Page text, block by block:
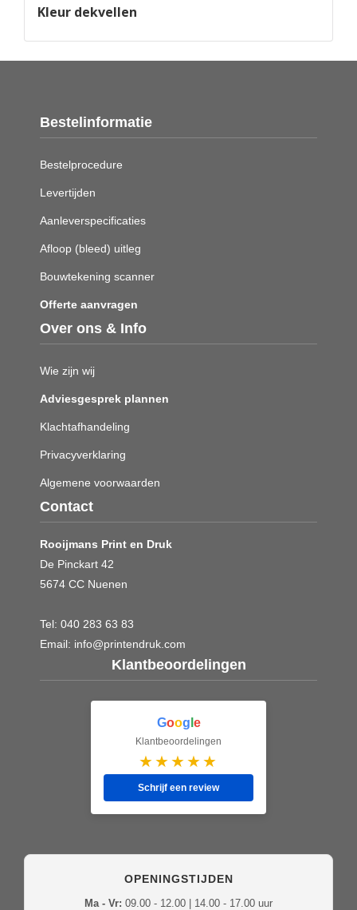
Kleur dekvellen
Bestelinformatie
Bestelprocedure
Levertijden
Aanleverspecificaties
Afloop (bleed) uitleg
Bouwtekening scanner
Offerte aanvragen
Over ons & Info
Wie zijn wij
Adviesgesprek plannen
Klachtafhandeling
Privacyverklaring
Algemene voorwaarden
Contact
Rooijmans Print en Druk
De Pinckart 42
5674 CC Nuenen
Tel: 040 283 63 83
Email: info@printendruk.com
Klantbeoordelingen
Goog e
Klantbeoordelingen
★★★★★
Schrijf een review
OPENINGSTIJDEN
Ma - Vr: 09.00 - 12.00 | 14.00 - 17.00 uur